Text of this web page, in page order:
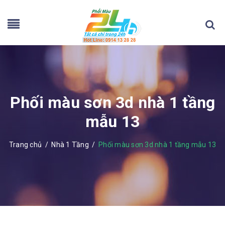
Phối màu sơn 3d nhà 1 tầng
mẫu 13
Trang chủ / Nhà 1 Tầng / Phối màu sơn 3d nhà 1 tầng mẫu 13